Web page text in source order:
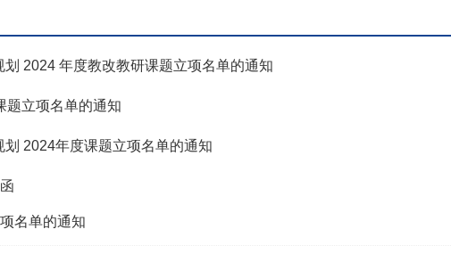
划 2024 年度教改教研课题立项名单的通知
题立项名单的通知
划 2024年度课题立项名单的通知
名单的通知